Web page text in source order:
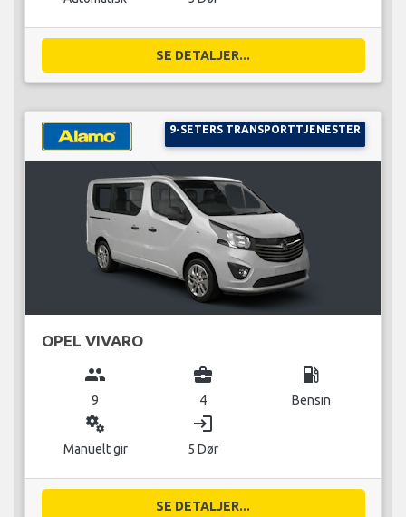
SE DETALJER...
9-SETERS TRANSPORTTJENESTER
OPEL VIVARO
group
9
business_center
4
local_gas_station
Bensin
miscellaneous_services
Manuelt gir
login
5 Dør
SE DETALJER...